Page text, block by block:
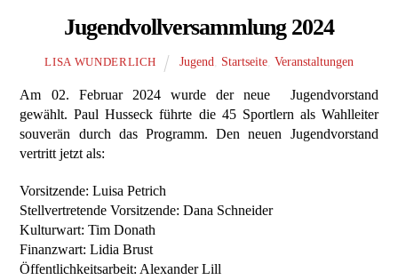
Jugendvollversammlung 2024
LISA WUNDERLICH Jugend Startseite, Veranstaltungen
Am 02. Februar 2024 wurde der neue Jugendvorstand
gewählt. Paul Husseck führte die 45 Sportlern als Wahlleiter
souverän durch das Programm. Den neuen Jugendvorstand
vertritt jetzt als:
Vorsitzende: Luisa Petrich
Stellvertretende Vorsitzende: Dana Schneider
Kulturwart: Tim Donath
Finanzwart: Lidia Brust
Öffentlichkeitsarbeit: Alexander Lill